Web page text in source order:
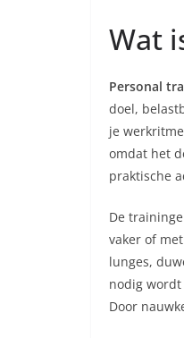
Wat
Personal
doel,
je
omdat het
praktische
De
vaker of
lunges,
nodig
Door